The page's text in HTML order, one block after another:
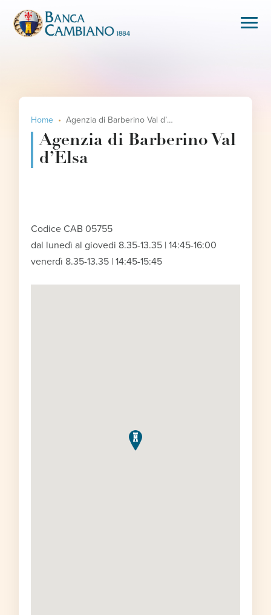
Home Agenzia di Barberino Val d’Elsa
Agenzia di Barberino Val
d’Elsa
Codice CAB 05755
dal lunedì al giovedi 8.35-13.35 | 14:45-16:00
venerdì 8.35-13.35 | 14:45-15:45